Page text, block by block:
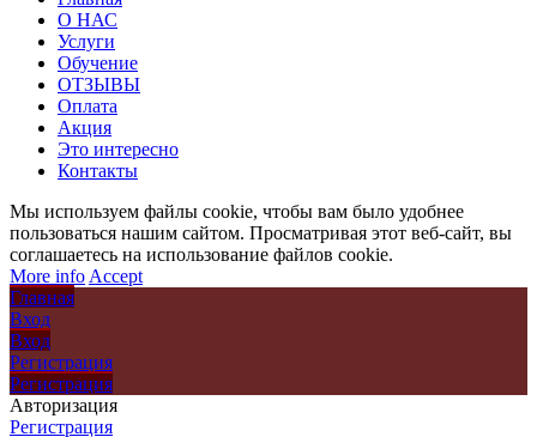
О НАС
Услуги
Обучение
ОТЗЫВЫ
Оплата
Акция
Это интересно
Контакты
Мы используем файлы cookie, чтобы вам было удобнее
пользоваться нашим сайтом. Просматривая этот веб-сайт, вы
соглашаетесь на использование файлов cookie.
More info Accept
Главная
Вход
Вход
Регистрация
Регистрация
Авторизация
Регистрация